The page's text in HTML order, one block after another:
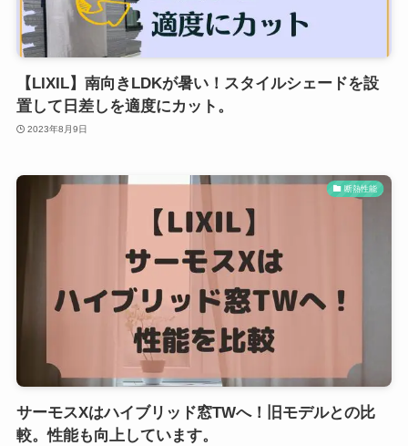
【LIXIL】南向きLDKが暑い！スタイルシェードを設
置して日差しを適度にカット。
2023年8月9日
断熱性能
サーモスXはハイブリッド窓TWへ！旧モデルとの比
較。性能も向上しています。